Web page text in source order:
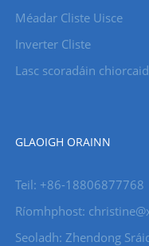
Méadar Cliste Uisce
Inverter Cliste
Lasc scoradáin
GLAOIGH ORAINN
Teil: +86-18806877768
Ríomhphost:
Seoladh: Zhendong